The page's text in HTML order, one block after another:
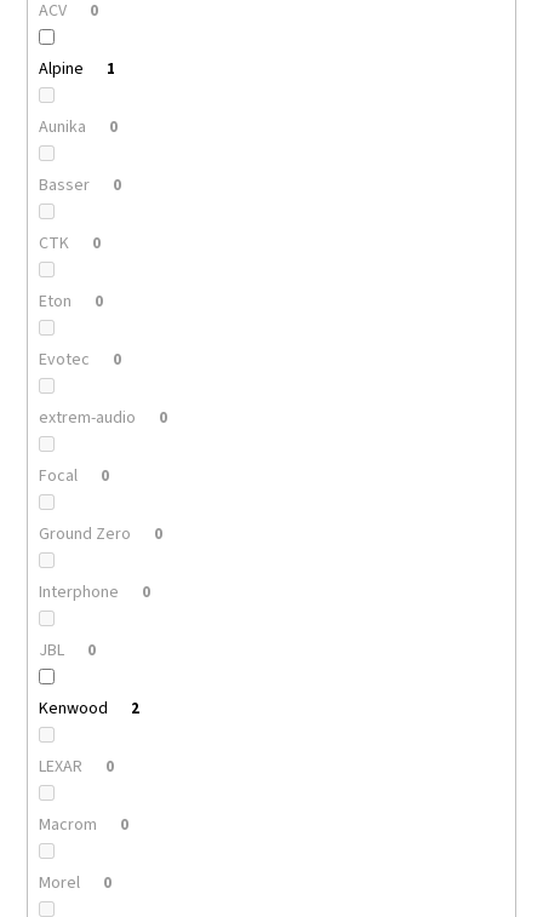
ACV 0
Alpine 1
Aunika 0
Basser 0
CTK 0
Eton 0
Evotec 0
extrem-audio 0
Focal 0
Ground Zero 0
Interphone 0
JBL 0
Kenwood 2
LEXAR 0
Macrom 0
Morel 0